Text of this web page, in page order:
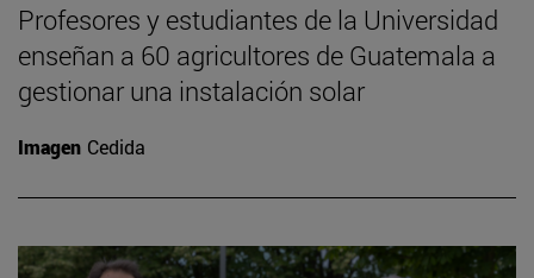
Profesores y estudiantes de la Universidad
enseñan a 60 agricultores de Guatemala a
gestionar una instalación solar
Imagen Cedida